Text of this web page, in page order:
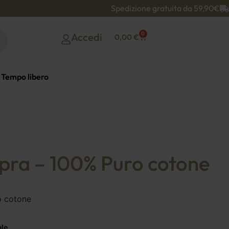
Spedizione gratuita da 59,90€
Accedi 0,00 € 0
Tempo libero
– 100% Puro cotone
cotone